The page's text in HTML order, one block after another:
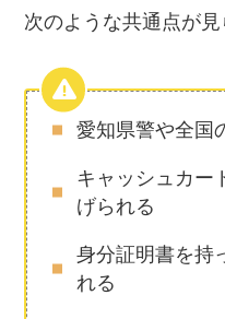
次のような共通点が見
愛知県警や全国
キャッシュカー
げられる
身分証明書を持
れる